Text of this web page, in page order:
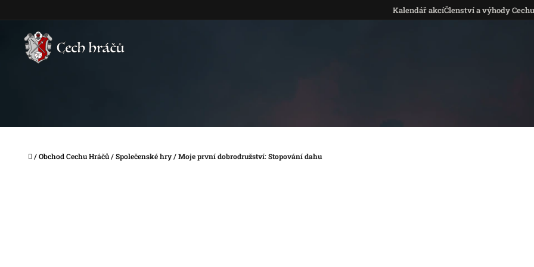
Kalendář akcíČlenství a výhody Cechu
Domů
/Obchod Cechu Hráčů/Společenské hry/Moje první dobrodružství: Stopování dahu